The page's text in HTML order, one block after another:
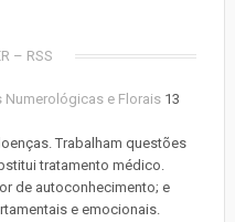
– RSS
Numerológicas e Florais 13
Trabalham questões
tratamento médico.
de autoconhecimento; e
e emocionais.